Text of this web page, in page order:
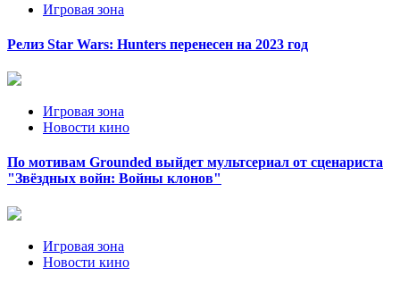
Игровая зона
Релиз Star Wars: Hunters перенесен на 2023 год
Игровая зона
Новости кино
По мотивам Grounded выйдет мультсериал от сценариста
"Звёздных войн: Войны клонов"
Игровая зона
Новости кино